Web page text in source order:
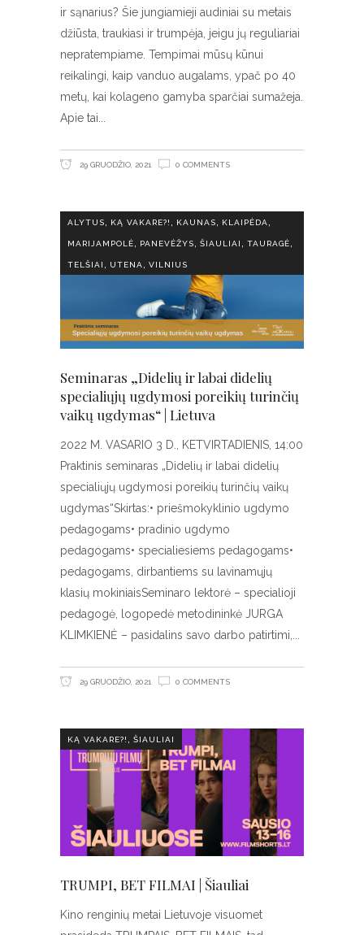
ir sąnarius? Šie jungiamieji audiniai su metais
džiūsta, traukiasi ir trumpėja, jeigu jų reguliariai
nepratempiame. Tempimai mūsų kūnui
reikalingi, kaip vanduo augalams, ypač po 40
metų, kai kolageno gamyba sparčiai sumažeja.
Apie tai
29 GRUODŽIO, 2021 0 COMMENTS
ALYTUS, KĄ VAKARE?! , KAUNAS, KLAIPĖDA,
MARIJAMPOLĖ, PANEVĖŽYS, ŠIAULIAI , TAURAGĖ,
TELŠIAI UTENA VILNIUS
Seminaras „Didelių ir labai didelių
specialiųjų ugdymosi poreikių turinčių
vaikų ugdymas“ | Lietuva
2022 M. VASARIO 3 D., KETVIRTADIENIS, 14:00
Praktinis seminaras „Didelių ir labai didelių
specialiųjų ugdymosi poreikių turinčių vaikų
ugdymas“Skirtas:• priešmokyklinio ugdymo
pedagogams• pradinio ugdymo
pedagogams• specialiesiems pedagogams•
pedagogams, dirbantiems su lavinamųjų
klasių mokiniaisSeminaro lektorė – specialioji
pedagogė, logopedė metodininkė JURGA
KLIMKIENĖ – pasidalins savo darbo patirtimi,
29 GRUODŽIO, 2021 0 COMMENTS
KĄ VAKARE?! ŠIAULIAI
TRUMPI, BET FILMAI | Šiauliai
Kino renginių metai Lietuvoje visuomet